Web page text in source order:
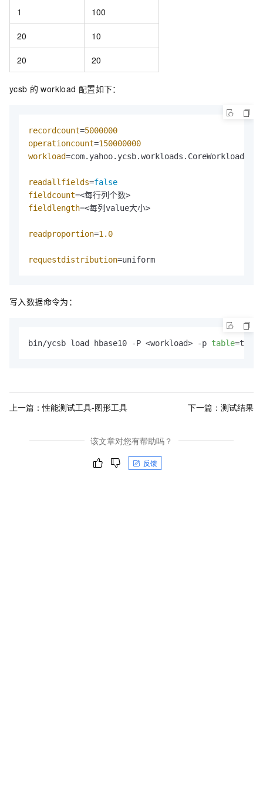
1 100
20 10
20 20
ycsb 的 workload 配置如下：
recordcount=5000000
operationcount=150000000
workload=com.yahoo.ycsb.workloads.CoreWorkload
readallfields=false
fieldcount
fieldlength=<每列value大小>
readproportion=1.0
requestdistribution=uniform
写入数据命令为：
bin/ycsb load hbase10 -P <workload> -p table=test
上一篇：性能测试工具-图形工具 下一篇： 测试结果
该文章对您有帮助吗？
反馈